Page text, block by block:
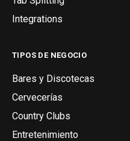
Integrations
TIPOS DE NEGOCIO
Bares y Discotecas
Cervecerías
Country Clubs
Entretenimiento